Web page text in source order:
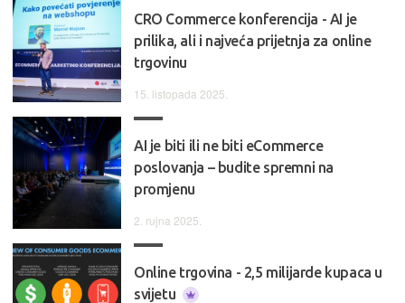
CRO Commerce konferencija - AI je
prilika, ali i najveća prijetnja za online
trgovinu
15. listopada 2025.
AI je biti ili ne biti eCommerce
poslovanja – budite spremni na
promjenu
2. rujna 2025.
Online trgovina - 2,5 milijarde kupaca u
svijetu